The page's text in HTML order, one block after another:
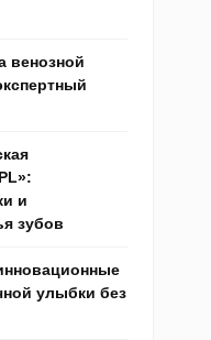
венозной
и
зубов
улыбки без